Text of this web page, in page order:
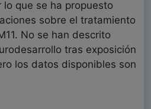
que se ha propuesto
sobre el tratamiento
No se han descrito
tras exposición
los datos disponibles son